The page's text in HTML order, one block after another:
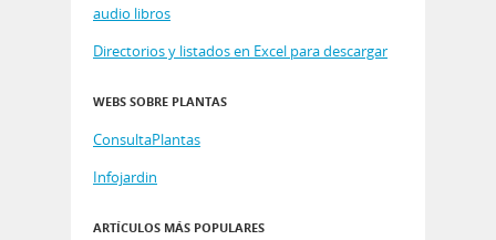
audio libros
Directorios y listados en Excel para descargar
WEBS SOBRE PLANTAS
ConsultaPlantas
Infojardin
ARTÍCULOS MÁS POPULARES